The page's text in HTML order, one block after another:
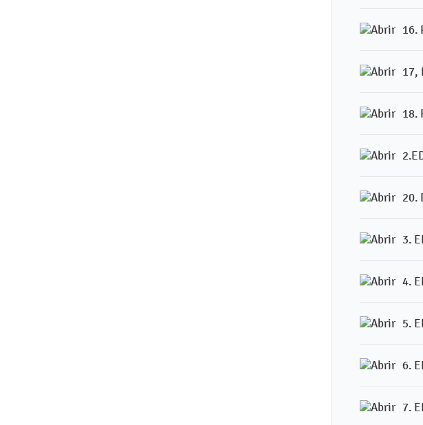
16.
17,
18.
20.
3.
4.
5.
6.
7.